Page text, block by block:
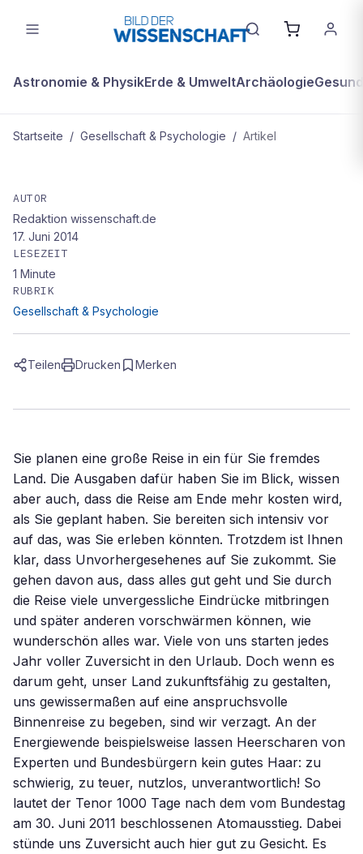
Astronomie & PhysikErde & UmweltArchäologie
Startseite / Gesellschaft & Psychologie / Artikel
Jede Urlaubsreise gehen wir mit
Zuversicht an – warum nicht auch
die Energiewende?
AUTOR
Redaktion wissenschaft.de
17. Juni 2014
LESEZEIT
1 Minute
RUBRIK
Gesellschaft & Psychologie
Teilen Drucken Merken
Sie planen eine große Reise in ein für Sie fremdes
Land. Die Ausgaben dafür haben Sie im Blick, wissen
aber auch, dass die Reise am Ende mehr kosten wird,
als Sie geplant haben. Sie bereiten sich intensiv vor
auf das, was Sie erleben könnten. Trotzdem ist Ihnen
klar, dass Unvorhergesehenes auf Sie zukommt. Sie
gehen davon aus, dass alles gut geht und Sie durch
die Reise viele unvergessliche Eindrücke mitbringen
und später anderen vorschwärmen können, wie
wunderschön alles war. Viele von uns starten jedes
Jahr voller Zuversicht in den Urlaub. Doch wenn es
darum geht, unser Land zukunftsfähig zu gestalten,
uns gewissermaßen auf eine anspruchsvolle
Binnenreise zu begeben, sind wir verzagt. An der
Energiewende beispielsweise lassen Heerscharen von
Experten und Bundesbürgern kein gutes Haar: zu
schwierig, zu teuer, nutzlos, unverantwortlich! So
lautet der Tenor 1000 Tage nach dem vom Bundestag
am 30. Juni 2011 beschlossenen Atomausstieg. Dabei
stünde uns Zuversicht auch hier gut zu Gesicht. Es